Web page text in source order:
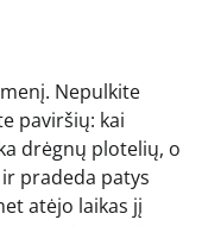
Nepulkite
paviršių: kai
drėgnų plotelių, o
pradeda patys
atėjo laikas jį